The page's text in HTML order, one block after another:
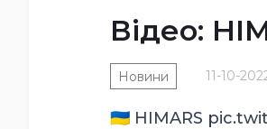
Відео:
11-10-
Новини
🇺🇦 HIMARS